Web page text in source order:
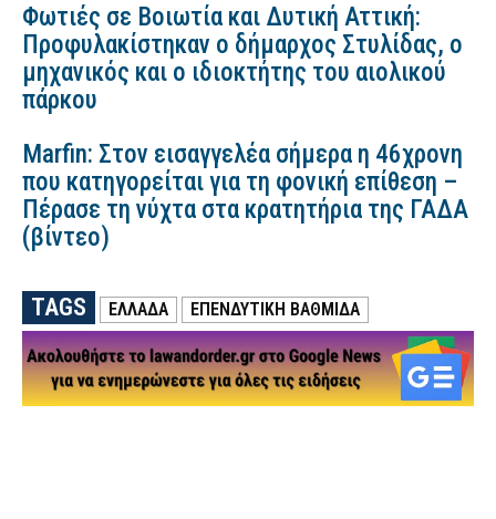
Φωτιές σε Βοιωτία και Δυτική Αττική:
Προφυλακίστηκαν ο δήμαρχος Στυλίδας, ο
μηχανικός και ο ιδιοκτήτης του αιολικού
πάρκου
Marfin: Στον εισαγγελέα σήμερα η 46χρονη
που κατηγορείται για τη φονική επίθεση –
Πέρασε τη νύχτα στα κρατητήρια της ΓΑΔΑ
(βίντεο)
TAGS ΕΛΛΑΔΑ ΕΠΕΝΔΥΤΙΚΉ ΒΑΘΜΊΔΑ